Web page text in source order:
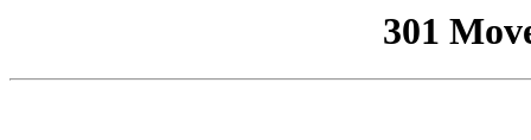
301